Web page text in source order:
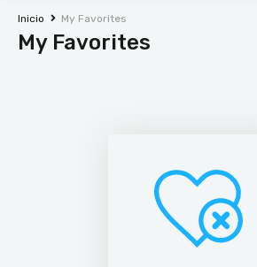
Inicio My Favorites
My Favorites